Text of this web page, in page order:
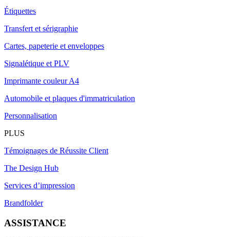
Étiquettes
Transfert et sérigraphie
Cartes, papeterie et enveloppes
Signalétique et PLV
Imprimante couleur A4
Automobile et plaques d'immatriculation
Personnalisation
PLUS
Témoignages de Réussite Client
The Design Hub
Services d’impression
Brandfolder
ASSISTANCE